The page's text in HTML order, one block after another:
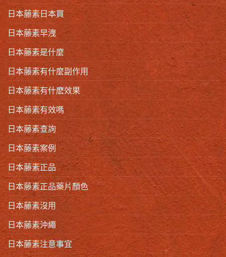
日本藤素日本買
日本藤素早洩
日本藤素是什麼
日本藤素有什麼副作用
日本藤素有什麽效果
日本藤素有效嗎
日本藤素查詢
日本藤素案例
日本藤素正品
日本藤素正品藥片顏色
日本藤素沒用
日本藤素沖繩
日本藤素注意事宜